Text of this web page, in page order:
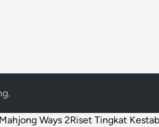
.
Ways 2Riset Tingkat